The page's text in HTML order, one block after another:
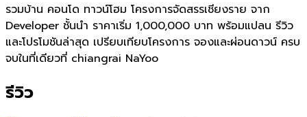
รวมบ้าน คอนโด ทาวน์โฮม โครงการจัดสรรเชียงราย จาก
Developer ชั้นนำ ราคาเริ่ม 1,000,000 บาท พร้อมแปลน รีวิว
และโปรโมชันล่าสุด เปรียบเทียบโครงการ จองและผ่อนดาวน์ ครบ
จบในที่เดียวที่ chiangrai NaYoo
รีวิว